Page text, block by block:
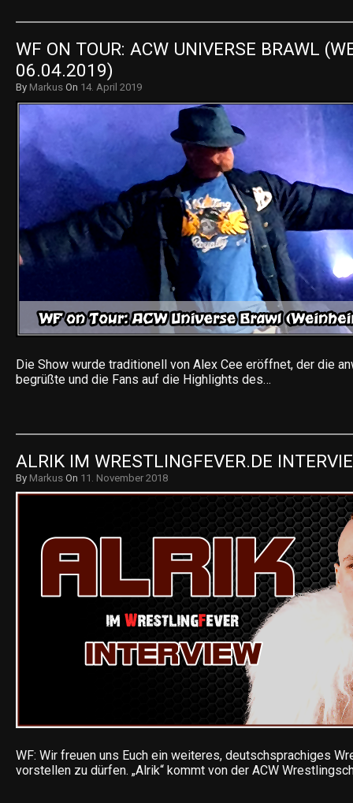
WF ON TOUR: ACW UNIVERSE BRAWL
06.04.2019)
By Markus On 14. April 2019
Die Show wurde traditionell von Alex Cee eröffnet, der die
begrüßte und die Fans auf die Highlights des…
ALRIK IM WRESTLINGFEVER.DE
By Markus On 11. November 2018
WF: Wir freuen uns Euch ein weiteres, deutschsprachiges
vorstellen zu dürfen. „Alrik“ kommt von der ACW